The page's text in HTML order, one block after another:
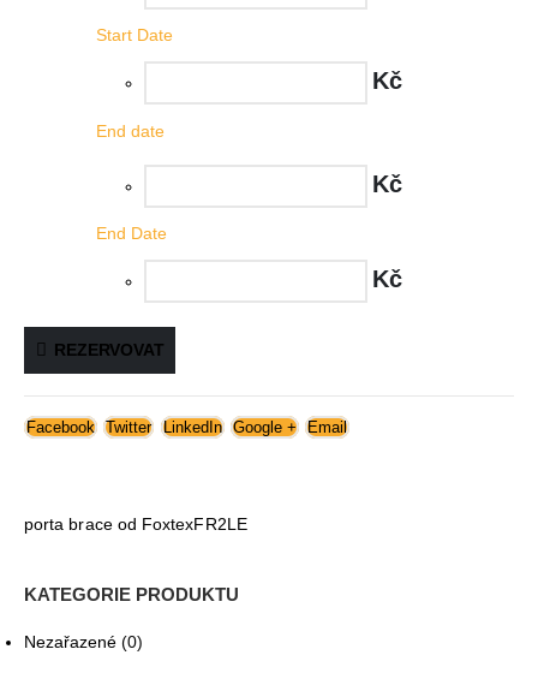
Start Date
Kč
End date
Kč
End Date
Kč
REZERVOVAT
Facebook Twitter LinkedIn Google + Email
porta brace od FoxtexFR2LE
KATEGORIE PRODUKTU
Nezařazené (0)